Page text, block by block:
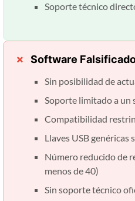
Soporte técnico
Software
Sin posibilidad de
Soporte limitado a un
Compatibilidad
Llaves USB genéricas
Número reducido de
menos de 40)
Sin soporte técnico